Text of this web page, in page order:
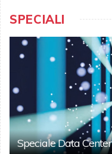
SPECIALI
Speciale Data Center